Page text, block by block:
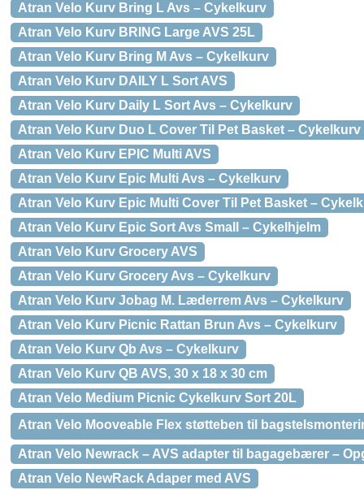
Atran Velo Kurv Bring L Avs – Cykelkurv
Atran Velo Kurv BRING Large AVS 25L
Atran Velo Kurv Bring M Avs – Cykelkurv
Atran Velo Kurv DAILY L Sort AVS
Atran Velo Kurv Daily L Sort Avs – Cykelkurv
Atran Velo Kurv Duo L Cover Til Pet Basket – Cykelkurv
Atran Velo Kurv EPIC Multi AVS
Atran Velo Kurv Epic Multi Avs – Cykelkurv
Atran Velo Kurv Epic Multi Cover Til Pet Basket –
Atran Velo Kurv Epic Sort Avs Small – Cykelhjelm
Atran Velo Kurv Grocery AVS
Atran Velo Kurv Grocery Avs – Cykelkurv
Atran Velo Kurv Jobag M. Læderrem Avs – Cykelkurv
Atran Velo Kurv Picnic Rattan Brun Avs – Cykelkurv
Atran Velo Kurv Qb Avs – Cykelkurv
Atran Velo Kurv QB AVS, 30 x 18 x 30 cm
Atran Velo Medium Picnic Cykelkurv Sort 20L
Atran Velo Mooveable Flex støtteben til
Atran Velo Newrack – AVS adapter til bagagebærer –
Atran Velo NewRack Adaper med AVS